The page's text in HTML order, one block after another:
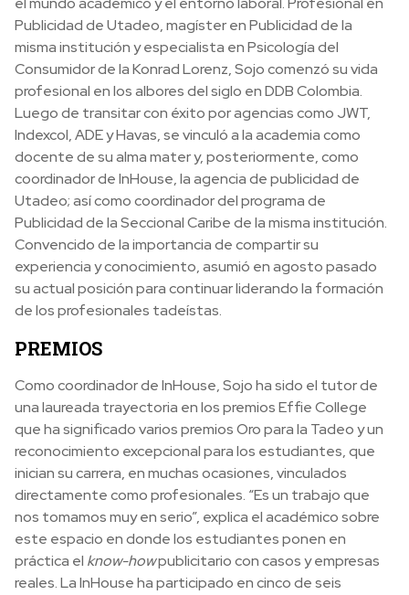
Publicidad de Utadeo, magíster en Publicidad de la
misma institución y especialista en Psicología del
Consumidor de la Konrad Lorenz, Sojo comenzó su vida
profesional en los albores del siglo en DDB Colombia.
Luego de transitar con éxito por agencias como JWT,
Indexcol, ADE y Havas, se vinculó a la academia como
docente de su alma mater y, posteriormente, como
coordinador de InHouse, la agencia de publicidad de
Utadeo; así como coordinador del programa de
Publicidad de la Seccional Caribe de la misma institución.
Convencido de la importancia de compartir su
experiencia y conocimiento, asumió en agosto pasado
su actual posición para continuar liderando la formación
de los profesionales tadeístas.
PREMIOS
Como coordinador de InHouse, Sojo ha sido el tutor de
una laureada trayectoria en los premios Effie College
que ha significado varios premios Oro para la Tadeo y un
reconocimiento excepcional para los estudiantes, que
inician su carrera, en muchas ocasiones, vinculados
directamente como profesionales. “Es un trabajo que
nos tomamos muy en serio”, explica el académico sobre
este espacio en donde los estudiantes ponen en
práctica el know-howpublicitario con casos y empresas
reales. La InHouse ha participado en cinco de seis